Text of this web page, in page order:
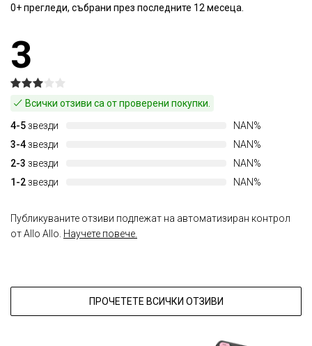
0+ прегледи, събрани през последните 12 месеца.
3
Всички отзиви са от проверени покупки.
4-5звезди
NAN%
3-4звезди
NAN%
2-3 звезди
NAN%
1-2звезди NAN%
Публикуваните отзиви подлежат на автоматизиран контрол
от Allo Allo. Научете повече.
ПРОЧЕТЕТЕ ВСИЧКИ ОТЗИВИ